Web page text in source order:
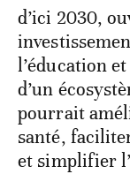
d’ici 2030,
l’éducation
d’un
pourrait
santé,
et simplifier